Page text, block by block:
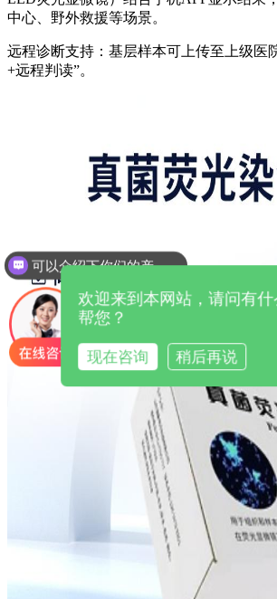
中心、野外救援等场景。
远程诊断支持：基层样本可上传至上级医
+远程判读”。
可以介绍下你们的产品么
欢迎来到本网站，请问有什
帮您？
现在咨询 稍后再说